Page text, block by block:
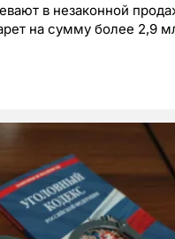
в незаконной
на сумму более 2,9